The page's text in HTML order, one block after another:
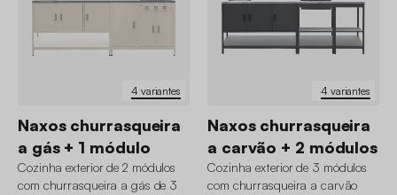
4 variantes
Naxos churrasqueira
a gás + 1 módulo
Cozinha exterior de 2 módulos
com churrasqueira a gás de 3
4 variantes
Naxos churrasqueira
a carvão + 2 módulos
Cozinha exterior de 3 módulos
com churrasqueira a carvão